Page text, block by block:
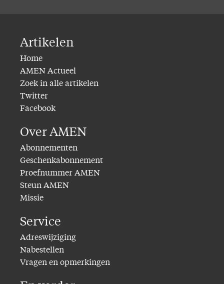
Artikelen
Home
AMEN Actueel
Zoek in alle artikelen
Twitter
Facebook
Over AMEN
Abonnementen
Geschenkabonnement
Proefnummer AMEN
Steun AMEN
Missie
Service
Adreswijziging
Nabestellen
Vragen en opmerkingen